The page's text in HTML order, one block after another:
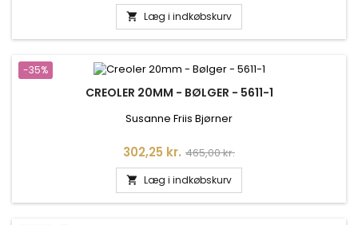
 Læg i indkøbskurv
-35%
CREOLER 20MM - BØLGER - 5611-1
Susanne Friis Bjørner
Pris
302,25 kr. Normalpris
465,00 kr.
 Læg i indkøbskurv